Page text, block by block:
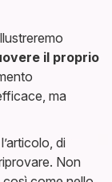
il proprio
ma
di
Non